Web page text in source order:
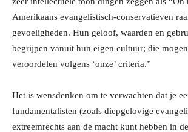
Amerikaans evangelistisch-conservatieven
gevoeligheden. Hun geloof, waarden en
begrijpen vanuit hun eigen cultuur; die
veroordelen volgens ‘onze’ criteria.”
Het is wensdenken om te verwachten dat je
fundamentalisten (zoals diepgelovige
extreemrechts aan de macht kunt hebben in